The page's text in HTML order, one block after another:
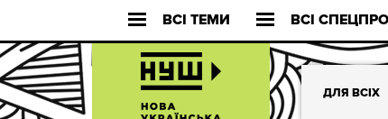
ВСІ ТЕМИ ВСІ
ДЛЯ ВСІХ